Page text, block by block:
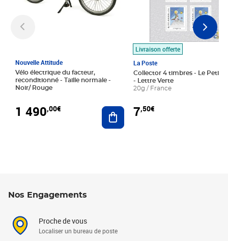
Nouvelle Attitude
Vélo électrique du facteur,
reconditionné - Taille normale -
Noir/ Rouge
1 490,00€ Ajouter au panier
Livraison offerte
La Poste
Collector 4 timbres - Le Petit
- Lettre Verte
20g / France
7,50€
Nos Engagements
Proche de vous
Localiser un bureau de poste